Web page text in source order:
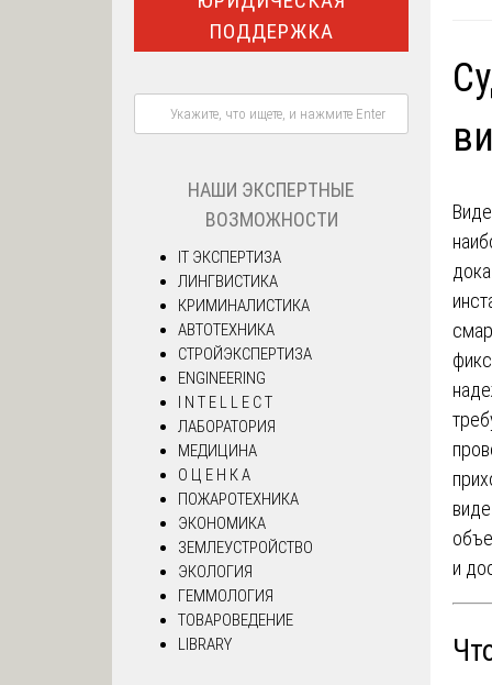
и
ПОДДЕРЖКА
НАШИ ЭКСПЕРТНЫЕ
ВОЗМОЖНОСТИ
IT ЭКСПЕРТИЗА
ЛИНГВИСТИКА
КРИМИНАЛИСТИКА
АВТОТЕХНИКА
СТРОЙЭКСПЕРТИЗА
ENGINEERING
I N T E L L E C T
ЛАБОРАТОРИЯ
МЕДИЦИНА
О Ц Е Н К А
ПОЖАРОТЕХНИКА
ЭКОНОМИКА
ЗЕМЛЕУСТРОЙСТВО
ЭКОЛОГИЯ
ГЕММОЛОГИЯ
ТОВАРОВЕДЕНИЕ
LIBRARY